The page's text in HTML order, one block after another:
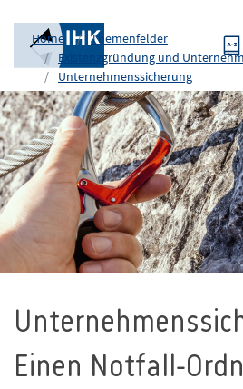
Home
Themenfelder
Existenzgründung und
Unternehmenssicherung
Einen Notfall-